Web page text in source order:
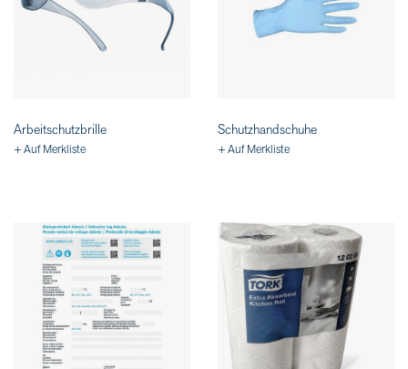
Arbeitschutzbrille
+ Auf Merkliste
Schutzhandschuhe
+ Auf Merkliste